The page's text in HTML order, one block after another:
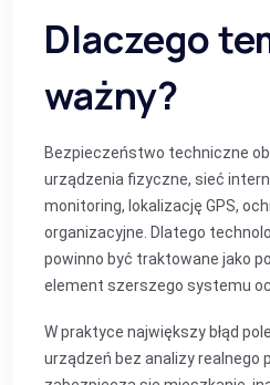
Dlaczego
ważny?
Bezpieczeństwo techniczne
urządzenia fizyczne, sieć
monitoring, lokalizację GPS,
organizacyjne. Dlatego
powinno być traktowane jako
element szerszego systemu
W praktyce największy błąd
urządzeń bez analizy realnego